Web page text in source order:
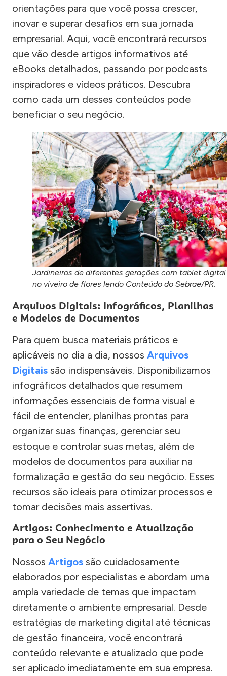
orientações para que você possa crescer,
inovar e superar desafios em sua jornada
empresarial. Aqui, você encontrará recursos
que vão desde artigos informativos até
eBooks detalhados, passando por podcasts
inspiradores e vídeos práticos. Descubra
como cada um desses conteúdos pode
beneficiar o seu negócio.
Jardineiros de diferentes gerações com tablet digital
no viveiro de flores lendo Conteúdo do Sebrae/PR.
Arquivos Digitais: Infográficos, Planilhas
e Modelos de Documentos
Para quem busca materiais práticos e
aplicáveis no dia a dia, nossos Arquivos
Digitais são indispensáveis. Disponibilizamos
infográficos detalhados que resumem
informações essenciais de forma visual e
fácil de entender, planilhas prontas para
organizar suas finanças, gerenciar seu
estoque e controlar suas metas, além de
modelos de documentos para auxiliar na
formalização e gestão do seu negócio. Esses
recursos são ideais para otimizar processos e
tomar decisões mais assertivas.
Artigos: Conhecimento e Atualização
para o Seu Negócio
Nossos Artigos são cuidadosamente
elaborados por especialistas e abordam uma
ampla variedade de temas que impactam
diretamente o ambiente empresarial. Desde
estratégias de marketing digital até técnicas
de gestão financeira, você encontrará
conteúdo relevante e atualizado que pode
ser aplicado imediatamente em sua empresa.